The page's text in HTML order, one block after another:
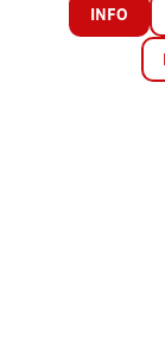
INFO